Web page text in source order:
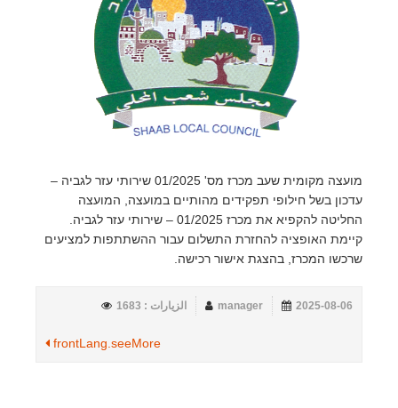
מועצה מקומית שעב מכרז מס' 01/2025 שירותי עזר לגביה –
עדכון בשל חילופי תפקידים מהותיים במועצה, המועצה
החליטה להקפיא את מכרז 01/2025 – שירותי עזר לגביה.
קיימת האופציה להחזרת התשלום עבור ההשתתפות למציעים
שרכשו המכרז, בהצגת אישור רכישה.
2025-08-06
manager الزيارات : 1683
frontLang.seeMore